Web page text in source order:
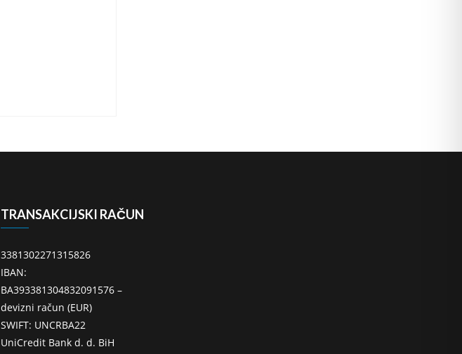
TRANSAKCIJSKI RAČUN
3381302271315826
IBAN:
BA393381304832091576 –
devizni račun (EUR)
SWIFT: UNCRBA22
UniCredit Bank d. d. BiH